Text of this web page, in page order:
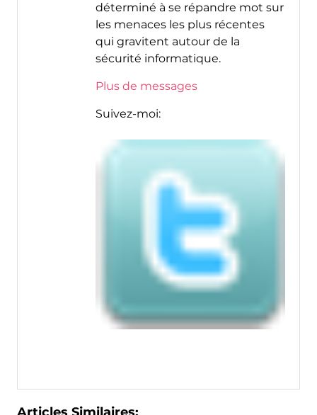
déterminé à se répandre mot sur
les menaces les plus récentes
qui gravitent autour de la
sécurité informatique.
Plus de messages
Suivez-moi: